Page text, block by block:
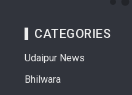
CATEGORIES
Udaipur News
Bhilwara